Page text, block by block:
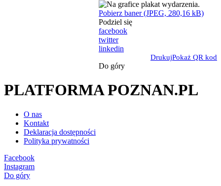
Pobierz baner (JPEG, 280,16 kB)
Podziel się
facebook
twitter
linkedin
DrukujPokaż QR kod
Do góry
PLATFORMA POZNAN.PL
O nas
Kontakt
Deklaracja dostępności
Polityka prywatności
Facebook
Instagram
Do góry